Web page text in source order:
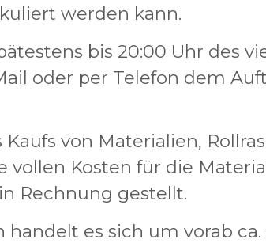
werden kann.
bis 20:00 Uhr des
oder per Telefon dem
von Materialien,
Kosten für die
Rechnung gestellt.
es sich um vorab